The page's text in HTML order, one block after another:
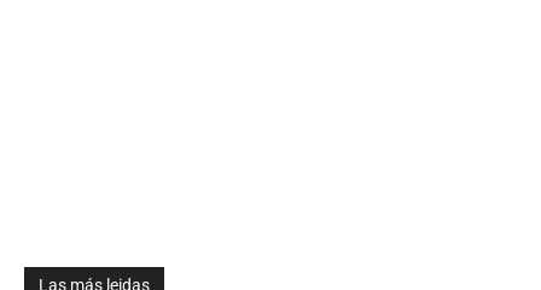
Las más leidas